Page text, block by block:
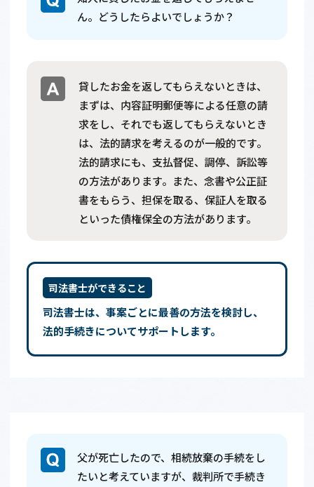
ん。どうしたらよいでしょうか？
貸したお金を返してもらえないときは、
まずは、内容証明郵便等による任意の請
求をし、それでも返してもらえないとき
は、法的請求を考えるのが一般的です。
法的請求にも、支払督促、調停、訴訟等
の方法があります。また、念書や公正証
書をもらう、担保を取る、保証人を取る
といった債権保全の方法があります。
司法書士ができること
司法書士は、事案ごとに最善の方法を検討し、
法的手続きについてサポートします。
父が死亡したので、相続放棄の手続をし
たいと考えていますが、裁判所で手続き